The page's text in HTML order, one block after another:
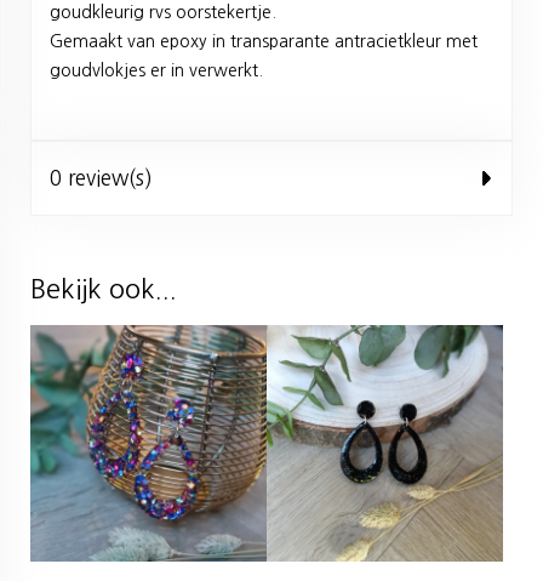
goudkleurig rvs oorstekertje.
Gemaakt van epoxy in transparante antracietkleur met
goudvlokjes er in verwerkt.
0 review(s)
Bekijk ook...